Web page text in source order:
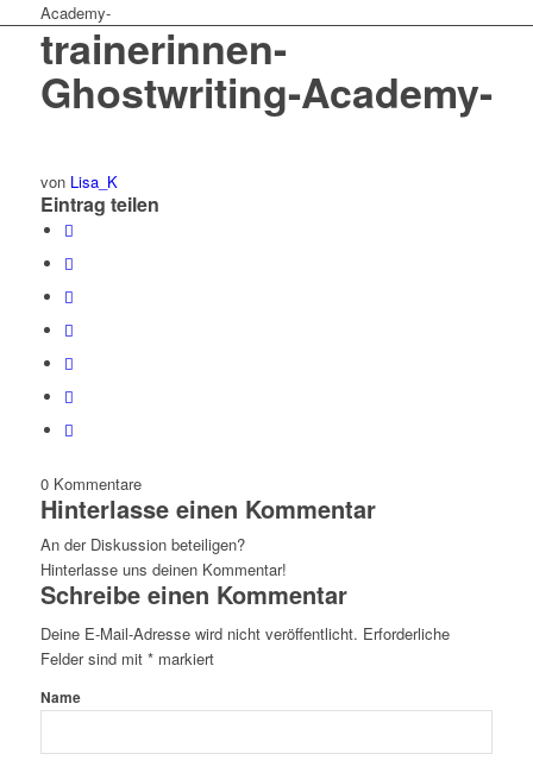
Academy-
trainerinnen-
Ghostwriting-Academy-
von Lisa_K
Eintrag teilen
0 Kommentare
Hinterlasse einen Kommentar
An der Diskussion beteiligen?
Hinterlasse uns deinen Kommentar!
Schreibe einen Kommentar
Deine E-Mail-Adresse wird nicht veröffentlicht. Erforderliche
Felder sind mit *markiert
Name